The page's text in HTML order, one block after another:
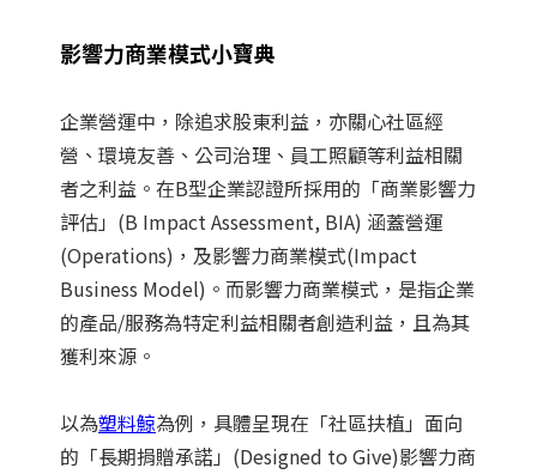
影響力商業模式小寶典
企業營運中，除追求股東利益，亦關心社區經
營、環境友善、公司治理、員工照顧等利益相關
者之利益。在B型企業認證所採用的「商業影響力
評估」(B Impact Assessment, BIA) 涵蓋營運
(Operations)，及影響力商業模式(Impact
Business Model)。而影響力商業模式，是指企業
的產品/服務為特定利益相關者創造利益，且為其
獲利來源。
以為塑料鯨為例，具體呈現在「社區扶植」面向
的「長期捐贈承諾」(Designed to Give)影響力商